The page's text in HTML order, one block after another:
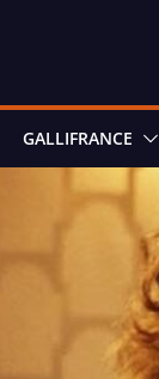
GALLIFRANCE